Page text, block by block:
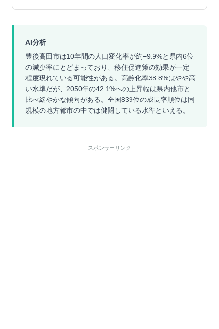
AI分析
豊後高田市は10年間の人口変化率が約−9.9%と県内6位
の減少率にとどまっており、移住促進策の効果が一定
程度現れている可能性がある。高齢化率38.8%はやや高
い水準だが、2050年の42.1%への上昇幅は県内他市と
比べ緩やかな傾向がある。全国839位の成長率順位は同
規模の地方都市の中では健闘している水準といえる。
スポンサーリンク